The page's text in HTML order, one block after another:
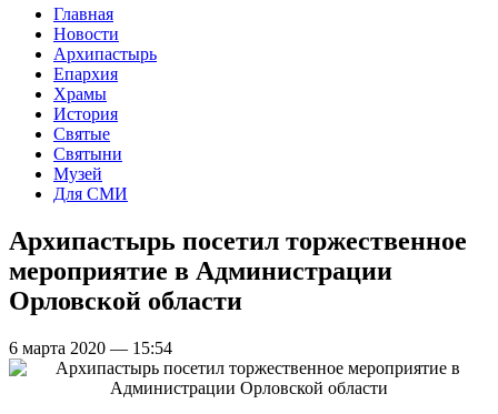
Главная
Новости
Архипастырь
Епархия
Храмы
История
Святые
Святыни
Музей
Для СМИ
Архипастырь посетил торжественное
мероприятие в Администрации
Орловской области
6 марта 2020 — 15:54